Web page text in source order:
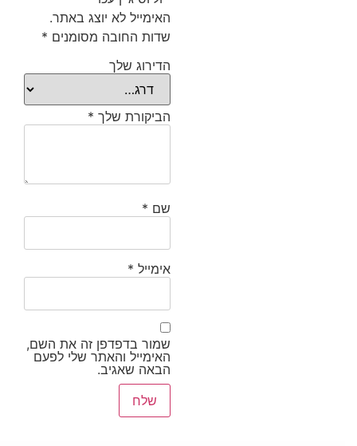
האימייל לא יוצג באתר.
שדות החובה מסומנים*
הדירוג שלך
הביקורת שלך*
שם*
אימייל*
שמור בדפדפן זה את השם,
האימייל והאתר שלי לפעם
הבאה שאגיב.